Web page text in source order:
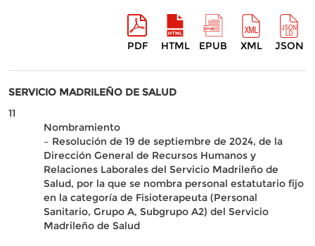
PDF HTML EPUB XML JSON
SERVICIO MADRILEÑO DE SALUD
11
Nombramiento
– Resolución de 19 de septiembre de 2024, de la
Dirección General de Recursos Humanos y
Relaciones Laborales del Servicio Madrileño de
Salud, por la que se nombra personal estatutario fijo
en la categoría de Fisioterapeuta (Personal
Sanitario, Grupo A, Subgrupo A2) del Servicio
Madrileño de Salud